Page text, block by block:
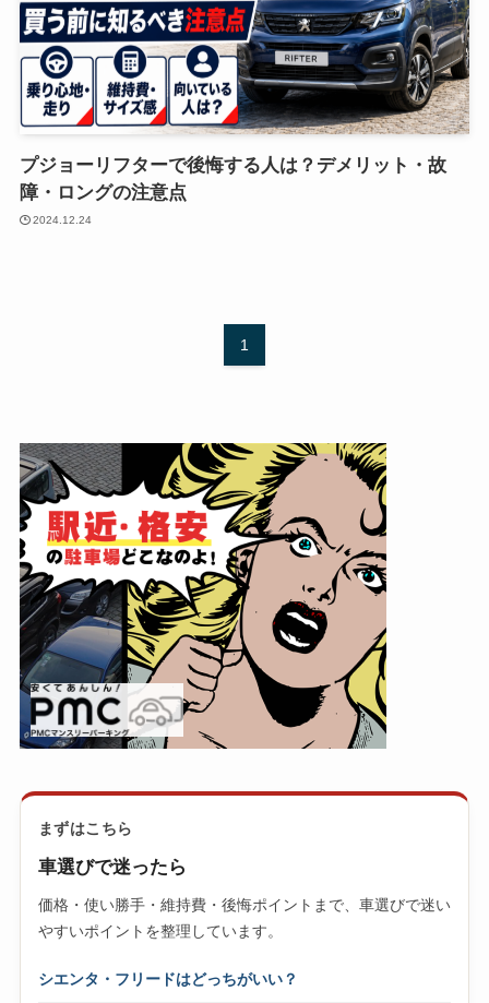
プジョーリフターで後悔する人は？デメリット・故
障・ロングの注意点
2024.12.24
1
まずはこちら
車選びで迷ったら
価格・使い勝手・維持費・後悔ポイントまで、車選びで迷い
やすいポイントを整理しています。
シエンタ・フリードはどっちがいい？